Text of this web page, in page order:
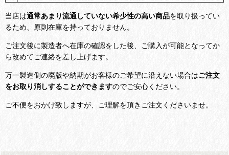
当店は通常あまり流通していない希少性の高い商品を取り扱ってい
るため、原則在庫を持っておりません。
ご注文後に製造者へ在庫の確認をした後、ご購入が可能となってか
ら改めてご連絡を差し上げます。
万一製造側の廃版や納期がお客様のご希望に沿えない場合はご注文
をお取り消しすることができますのでご安心ください。
ご不便をおかけ致しますが、ご理解を頂きご注文くださいませ。